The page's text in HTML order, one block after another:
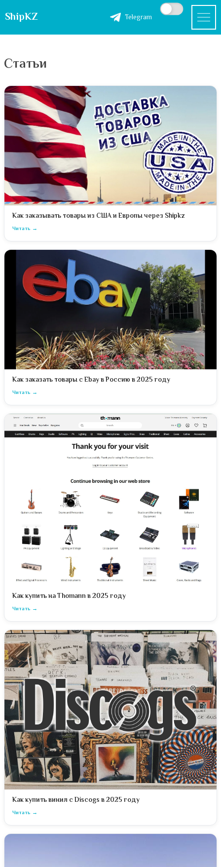
ShipKZ Telegram
Статьи
Как заказывать товары из США и Европы через Shipkz
Читать
Как заказать товары с Ebay в Россию в 2025 году
Читать
Как купить на Thomann в 2025 году
Читать
Как купить винил с Discogs в 2025 году
Читать